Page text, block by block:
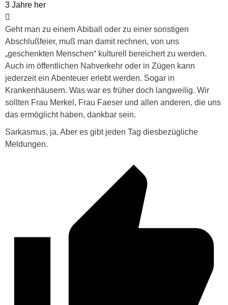
3 Jahre her
Geht man zu einem Abiball oder zu einer sonstigen
Abschlußfeier, muß man damit rechnen, von uns
„geschenkten Menschen“ kulturell bereichert zu werden.
Auch im öffentlichen Nahverkehr oder in Zügen kann
jederzeit ein Abenteuer erlebt werden. Sogar in
Krankenhäusern. Was war es früher doch langweilig. Wir
sollten Frau Merkel, Frau Faeser und allen anderen, die uns
das ermöglicht haben, dankbar sein.
Sarkasmus, ja. Aber es gibt jeden Tag diesbezügliche
Meldungen.